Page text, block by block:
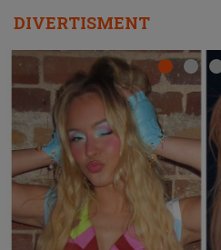
DIVERTISMENT